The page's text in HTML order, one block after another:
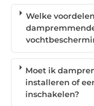
Welke
Moet ik
installeren of
inschakelen?